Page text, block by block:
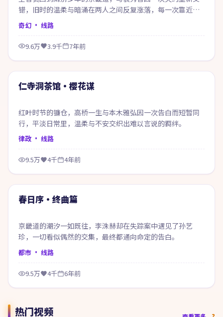
错，旧时的温柔与暗涌在两人之间反复涨落，每一次靠近都
像在赎回当年的失约。
奇幻 · 线路
9.6万 3.9千 7年前
精选
仁寺洞茶馆·樱花谋
红叶时节的镰仓，高桥一生与本木雅弘因一次告白而短暂同
行，平淡日常里，温柔与不安交织出难以言说的羁绊。
律政 · 线路
9.5万 4千 4年前
精选
春日序·终曲篇
京畿道的潮汐一如既往，李洙赫却在失踪案中遇见了孙艺
珍，一切看似偶然的交集，最终都通向命定的告白。
都市 · 线路
9.5万 4千 6年前
热门视频 99:05